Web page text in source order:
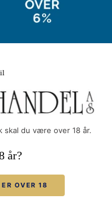
skal du være over 18 år.
år?
OVER 18